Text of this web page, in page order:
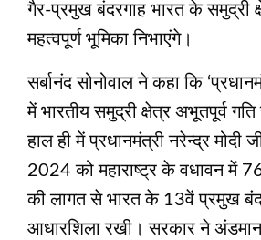
गैर-प्रमुख बंदरगाह भारत के समुद्री
महत्वपूर्ण भूमिका निभाएंगे।
सर्बानंद सोनोवाल ने कहा कि
में भारतीय समुद्री क्षेत्र अभूतपूर्व
हाल ही में प्रधानमंत्री नरेन्द्र मोदी
2024 को महाराष्ट्र के वधावन में
की लागत से भारत के 13वें प्रमुख
आधारशिला रखी। सरकार ने अंडमान